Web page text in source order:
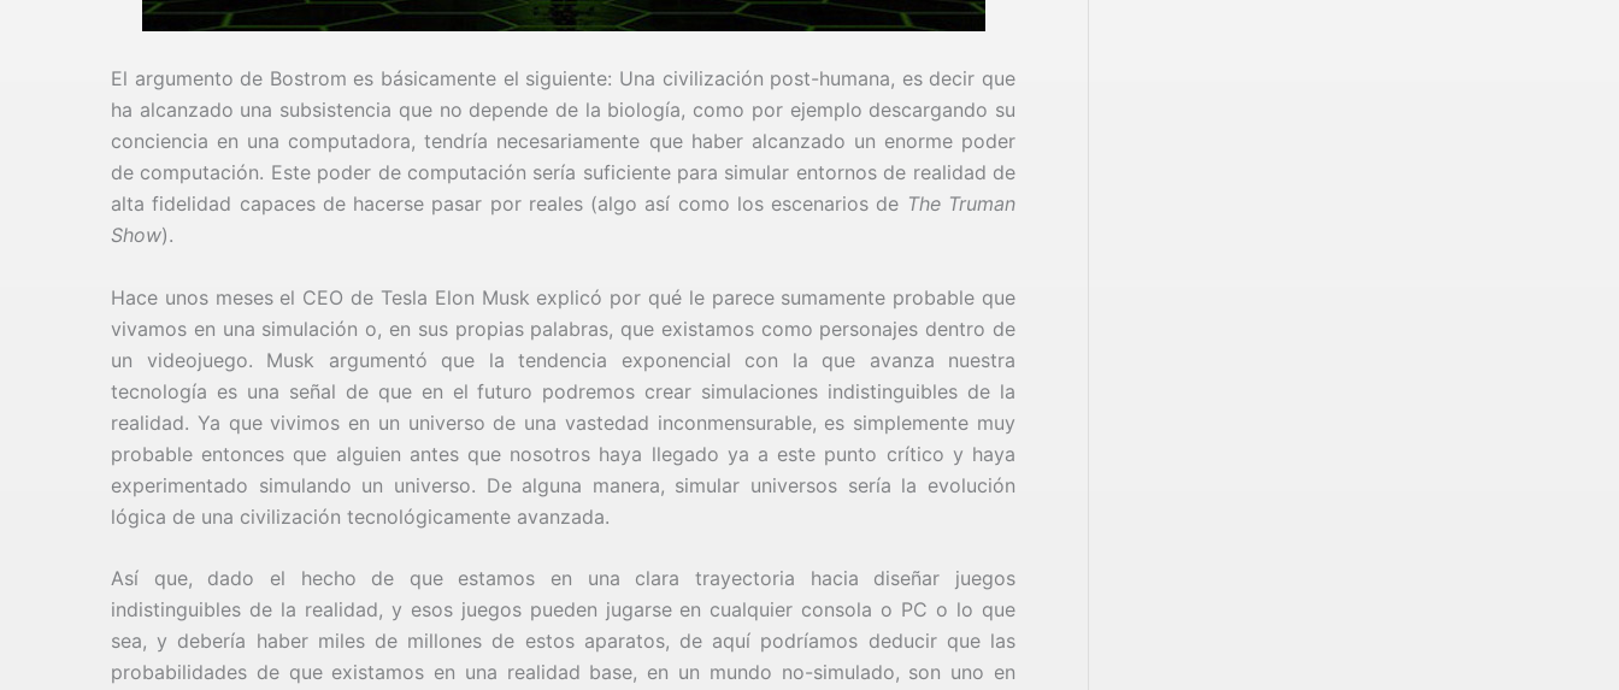
El argumento de Bostrom es básicamente el siguiente: Una civilización post-humana, es decir que
ha alcanzado una subsistencia que no depende de la biología, como por ejemplo descargando su
conciencia en una computadora, tendría necesariamente que haber alcanzado un enorme poder
de computación. Este poder de computación sería suficiente para simular entornos de realidad de
alta fidelidad capaces de hacerse pasar por reales (algo así como los escenarios de The Truman
Show).
Hace unos meses el CEO de Tesla Elon Musk explicó por qué le parece sumamente probable que
vivamos en una simulación o, en sus propias palabras, que existamos como personajes dentro de
un videojuego. Musk argumentó que la tendencia exponencial con la que avanza nuestra
tecnología es una señal de que en el futuro podremos crear simulaciones indistinguibles de la
realidad. Ya que vivimos en un universo de una vastedad inconmensurable, es simplemente muy
probable entonces que alguien antes que nosotros haya llegado ya a este punto crítico y haya
experimentado simulando un universo. De alguna manera, simular universos sería la evolución
lógica de una civilización tecnológicamente avanzada.
Así que, dado el hecho de que estamos en una clara trayectoria hacia diseñar juegos
indistinguibles de la realidad, y esos juegos pueden jugarse en cualquier consola o PC o lo que
sea, y debería haber miles de millones de estos aparatos, de aquí podríamos deducir que las
probabilidades de que existamos en una realidad base, en un mundo no-simulado, son uno en